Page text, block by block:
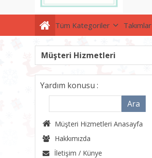
Tüm Kategoriler Takımlar
Müşteri Hizmetleri
Yardım konusu :
Müşteri Hizmetleri Anasayfa
Hakkımızda
İletişim / Künye